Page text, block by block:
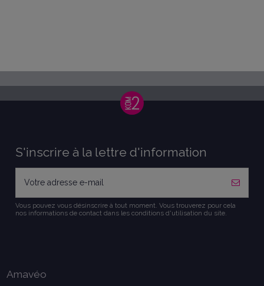
S'inscrire à la lettre d'information
Vous pouvez vous désinscrire à tout moment. Vous trouverez pour cela
nos informations de contact dans les conditions d'utilisation du site.
Amavéo